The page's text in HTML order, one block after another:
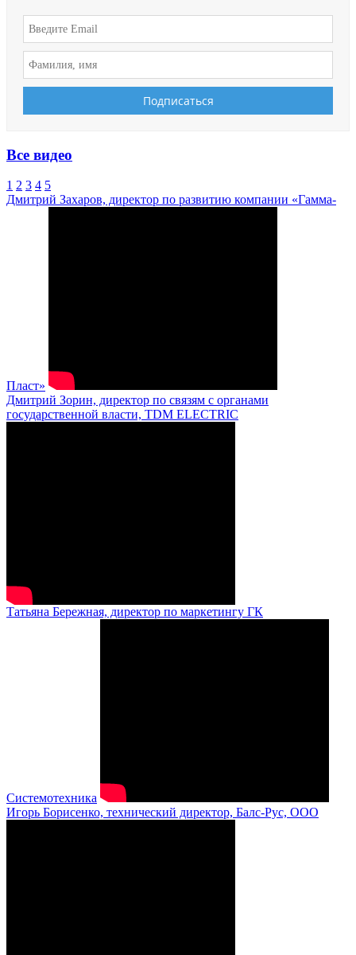
Все видео
1 2 3 4 5
Дмитрий Захаров, директор по развитию компании «Гамма-
Пласт»
Дмитрий Зорин, директор по связям с органами
государственной власти, TDM ELECTRIC
Татьяна Бережная, директор по маркетингу ГК
Системотехника
Игорь Борисенко, технический директор, Балс-Рус, ООО